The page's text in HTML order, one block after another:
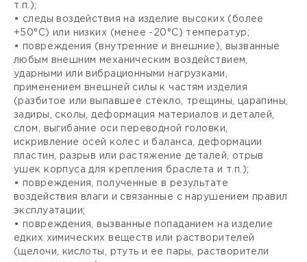
т.п.);
• следы воздействия на изделие высоких (более
+50°С) или низких (менее -20°С) температур;
• повреждения (внутренние и внешние), вызванные
любым внешним механическим воздействием,
ударными или вибрационными нагрузками,
применением внешней силы к частям изделия
(разбитое или выпавшее стекло, трещины, царапины,
задиры, сколы, деформация материалов и деталей,
слом, выгибание оси переводной головки,
искривление осей колес и баланса, деформации
пластин, разрыв или растяжение деталей, отрыв
ушек корпуса для крепления браслета и т.п.);
• повреждения, полученные в результате
воздействия влаги и связанные с нарушением правил
эксплуатации;
• повреждения, вызванные попаданием на изделие
едких химических веществ или растворителей
(щелочи, кислоты, ртуть и ее пары, растворители